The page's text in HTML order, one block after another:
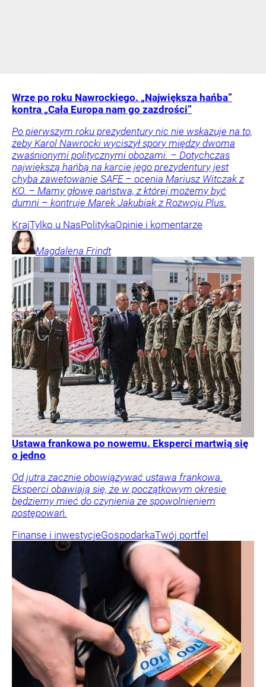
Wrze po roku Nawrockiego. „Największa hańba”
kontra „Cała Europa nam go zazdrości”
Po pierwszym roku prezydentury nic nie wskazuje na to,
żeby Karol Nawrocki wyciszył spory między dwoma
zwaśnionymi politycznymi obozami. – Dotychczas
największą hańbą na karcie jego prezydentury jest
chyba zawetowanie SAFE – ocenia Mariusz Witczak z
KO. – Mamy głowę państwa, z której możemy być
dumni – kontruje Marek Jakubiak z Rozwoju Plus.
KrajTylko u NasPolitykaOpinie i komentarze
Magdalena Frindt
Ustawa frankowa po nowemu. Eksperci martwią się
o jedno
Od jutra zacznie obowiązywać ustawa frankowa.
Eksperci obawiają się, że w początkowym okresie
będziemy mieć do czynienia ze spowolnieniem
postępowań.
Finanse i inwestycjeGospodarkaTwój portfel